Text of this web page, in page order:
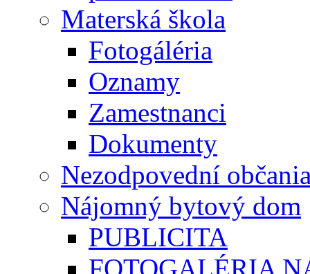
Materská škola
Fotogáléria
Oznamy
Zamestnanci
Dokumenty
Nezodpovední
Nájomný bytový dom
PUBLICITA